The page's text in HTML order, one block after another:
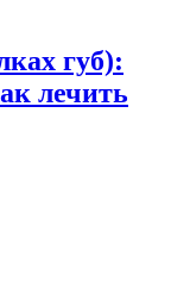
губ):
лечить